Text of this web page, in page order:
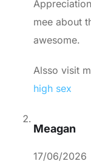
mee about
awesome.
Alsso visit
high sex
Meagan
17/06/2026